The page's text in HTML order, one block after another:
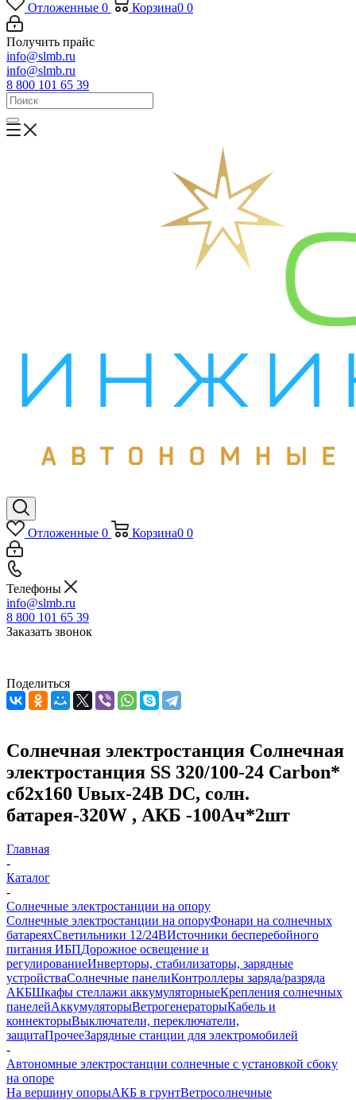
Отложенные 0 Корзина0 0
Получить прайс
info@slmb.ru
info@slmb.ru
8 800 101 65 39
Отложенные 0 Корзина0 0
Телефоны
info@slmb.ru
8 800 101 65 39
Заказать звонок
Поделиться
Солнечная электростанция Солнечная
электростанция SS 320/100-24 Carbon*
сб2x160 Uвых-24В DC, солн.
батарея-320W , АКБ -100Aч*2шт
Главная
-
Каталог
-
Солнечные электростанции на опору
Солнечные электростанции на опоруФонари на солнечных
батареяхСветильники 12/24ВИсточники бесперебойного
питания ИБПДорожное освещение и
регулированиеИнверторы, стабилизаторы, зарядные
устройстваСолнечные панелиКонтроллеры заряда/разряда
АКБШкафы стеллажи аккумуляторныеКрепления солнечных
панелейАккумуляторыВетрогенераторыКабель и
коннекторыВыключатели, переключатели,
защитаПрочееЗарядные станции для электромобилей
-
Автономные электростанции солнечные с установкой сбоку
на опоре
На вершину опорыАКБ в грунтВетросолнечные